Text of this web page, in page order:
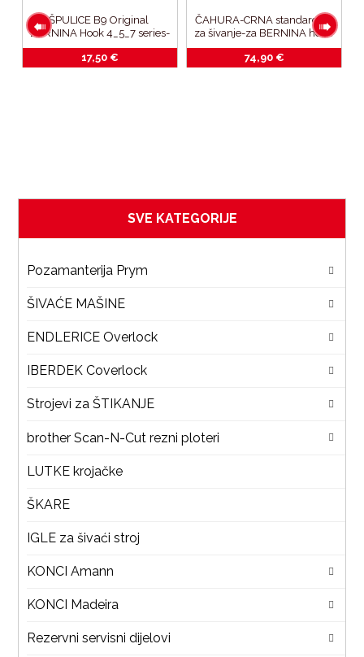
ŠPULICE B9 Original
BERNINA Hook 4_5_7 series-
5 komada
17,50 €
ČAHURA-CRNA standardna
za šivanje-za BERNINA hook
hvatače konca
74,90 €
SVE KATEGORIJE
Pozamanterija Prym
ŠIVAĆE MAŠINE
ENDLERICE Overlock
IBERDEK Coverlock
Strojevi za ŠTIKANJE
brother Scan-N-Cut rezni ploteri
LUTKE krojačke
ŠKARE
IGLE za šivaći stroj
KONCI Amann
KONCI Madeira
Rezervni servisni dijelovi